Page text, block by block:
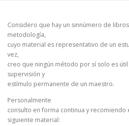
CONTACTO
Considero que hay un sinnúmero de
metodología,
cuyo material es representativo de un
vez,
creo que ningún método por sí solo es
supervisión y
estímulo permanente de un maestro.
Personalmente
consulto en forma continua y recomiendo
siguiente material: